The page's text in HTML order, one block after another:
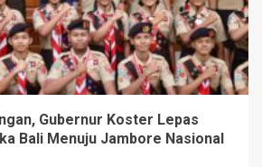
Gubernur Koster Lepas
Bali Menuju Jambore Nasional